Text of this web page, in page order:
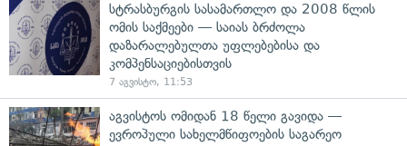
სტრასბურგის სასამართლო და 2008 წლის
ომის საქმეები — საიას ბრძოლა
დაზარალებულთა უფლებებისა და
კომპენსაციებისთვის
7 აგვისტო, 11:53
აგვისტოს ომიდან 18 წელი გავიდა —
ევროპული სახელმწიფოების საგარეო